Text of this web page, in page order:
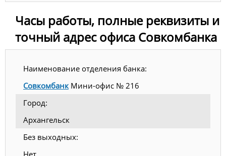
Часы работы, полные реквизиты и
точный адрес офиса Совкомбанка
Наименование отделения банка:
СовкомбанкМини-офис № 216
Город:
Архангельск
Без выходных:
Нет